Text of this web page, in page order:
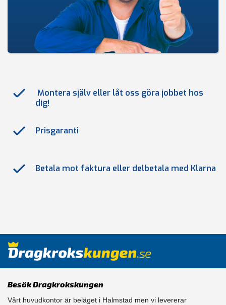
Montera själv eller låt oss göra jobbet hos
dig!
Prisgaranti
Betala mot faktura eller delbetala med Klarna
Besök Dragkrokskungen
Vårt huvudkontor är beläget i Halmstad men vi levererar